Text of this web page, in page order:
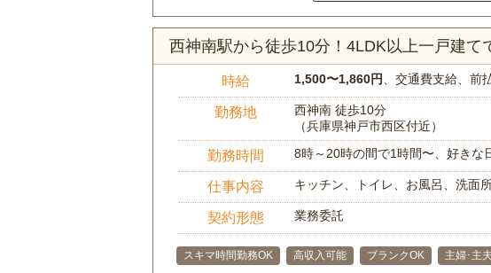
西神南駅から徒歩10分！4LDK以上一戸建
時給 1,500〜1,860円 、交通費支給、前
勤務地
西神南 徒歩10分
（兵庫県神戸市西区付近）
勤務時間 8時～20時の間で1時間〜、好きな
仕事内容 キッチン、トイレ、お風呂、洗面
契約形態 業務委託
スキマ時間勤務OK 高収入可能 ブランクOK 主婦･主